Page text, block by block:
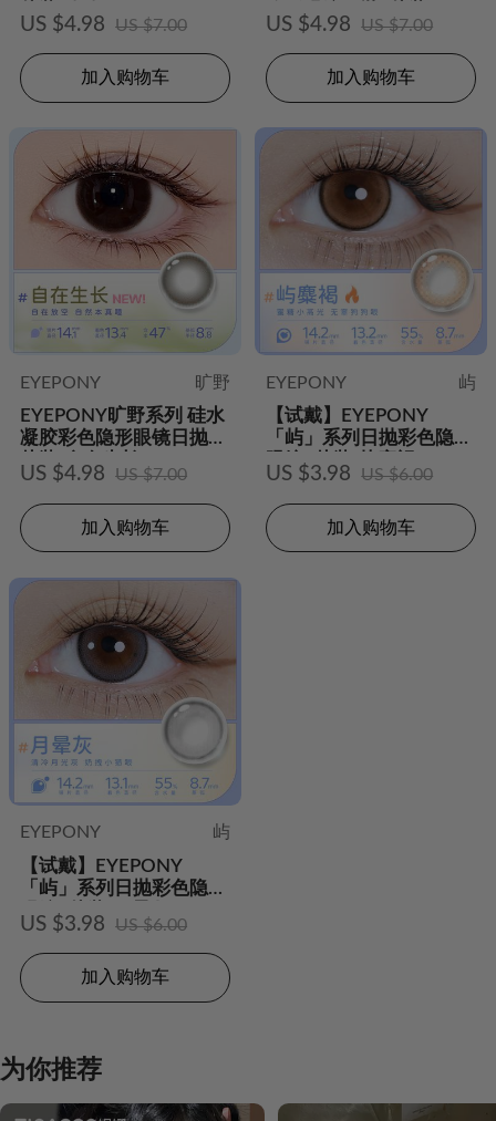
片装-吹吹风
US $4.98 US $7.00
加入购物车
隐形眼镜日抛2片装
US $4.98 US $7.00
加入购物车
EYEPONY
旷野
EYEPONY旷野系列 硅水
凝胶彩色隐形眼镜日抛2
片装-自在生长
US $4.98 US $7.00
加入购物车
EYEPONY
屿
【试戴】EYEPONY
「屿」系列日抛彩色隐形
眼镜2片装-屿麋褐
US $3.98 US $6.00
加入购物车
EYEPONY
屿
【试戴】EYEPONY
「屿」系列日抛彩色隐形
眼镜2片装-月晕灰
US $3.98 US $6.00
加入购物车
为你推荐